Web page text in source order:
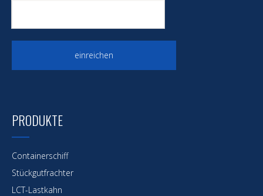
einreichen
PRODUKTE
Containerschiff
Stückgutfrachter
LCT-Lastkahn